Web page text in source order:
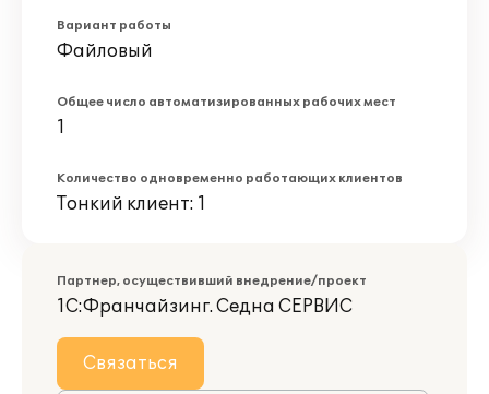
Вариант работы
Файловый
Общее число автоматизированных рабочих мест
1
Количество одновременно работающих клиентов
Тонкий клиент: 1
Партнер, осуществивший внедрение/проект
1С:Франчайзинг. Седна СЕРВИС
Связаться